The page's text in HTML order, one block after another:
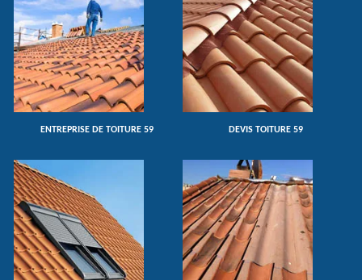
ENTREPRISE DE TOITURE 59 DEVIS TOITURE 59